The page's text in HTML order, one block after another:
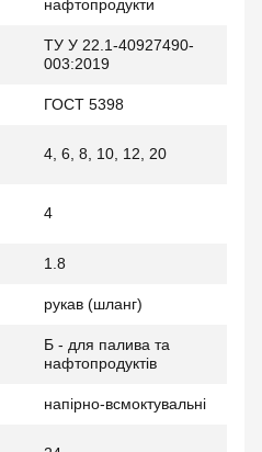
нафтопродукти
ТУ У 22.1-40927490-
003:2019
ГОСТ 5398
4, 6, 8, 10, 12, 20
4
1.8
рукав (шланг)
Б - для палива та
нафтопродуктів
напірно-всмоктувальні